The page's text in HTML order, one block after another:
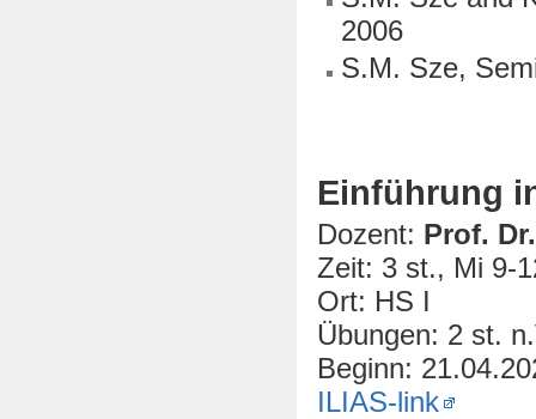
2006
S.M. Sze,
Einführung
Dozent: Prof.
Zeit: 3 st., Mi 9-
Ort: HS I
Übungen: 2 st.
Beginn:
ILIAS-link